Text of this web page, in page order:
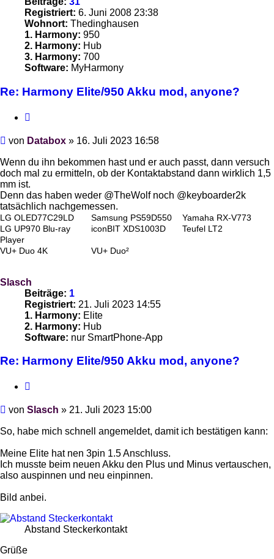
Registriert: 6. Juni 2008 23:38
Wohnort: Thedinghausen
1. Harmony: 950
2. Harmony: Hub
3. Harmony: 700
Software: MyHarmony
Re: Harmony Elite/950 Akku mod, anyone?
Beitrag
von Databox » 16. Juli 2023 16:58
Wenn du ihn bekommen hast und er auch passt, dann versuch
doch mal zu ermitteln, ob der Kontaktabstand dann wirklich 1,5
mm ist.
Denn das haben weder @TheWolf noch @keyboarder2k
tatsächlich nachgemessen.
LG OLED77C29LD Samsung PS59D550
Yamaha RX-V773
LG UP970 Blu-ray
Player
iconBIT XDS1003D Teufel LT2
VU+ Duo 4K VU+ Duo²
Slasch
Beiträge: 1
Registriert: 21. Juli 2023 14:55
1. Harmony: Elite
2. Harmony: Hub
Software: nur SmartPhone-App
Re: Harmony Elite/950 Akku mod, anyone?
Beitrag
von Slasch » 21. Juli 2023 15:00
So, habe mich schnell angemeldet, damit ich bestätigen kann:
Meine Elite hat nen 3pin 1.5 Anschluss.
Ich musste beim neuen Akku den Plus und Minus vertauschen,
also auspinnen und neu einpinnen.
Bild anbei.
Abstand Steckerkontakt
Grüße